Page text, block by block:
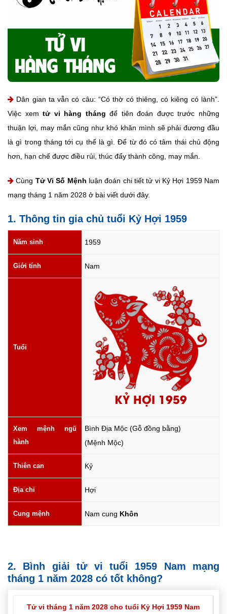
Dân gian ta vẫn có câu: “Có thờ có thiêng, có kiêng có lành”.
Việc xemtử vi hàng tháng để tiên đoán được trước những
thuận lợi, may mắn cũng như khó khăn mình sẽ phải đương đầu
là gì trong tháng tới cụ thể là gì. Để từ đó có tâm thái chủ động
hơn, hạn chế được điều rủi, thúc đẩy thành công, may mắn.
Cùng Tử Vi Số Mệnh luận đoán chi tiết tử vi Kỷ Hợi 1959 Nam
mạng tháng 1 năm 2028 ở bài viết dưới đây.
1. Thông tin gia chủ tuổi Kỷ Hợi 1959
Năm sinh 1959
Giới tính Nam
Tuổi
KỶ HỢI 1959
Xem mệnh ngũ
hành
Bình Địa Mộc (Gỗ đồng bằng)
(Mệnh Mộc)
Thiên can Kỷ
Địa chi Hợi
Cung mệnh Nam cung Khôn
2. Bình giải tử vi tuổi 1959 Nam mạng
tháng 1 năm 2028 có tốt không?
Tử vi tháng 1 năm 2028 cho tuổi Kỷ Hợi 1959 Nam